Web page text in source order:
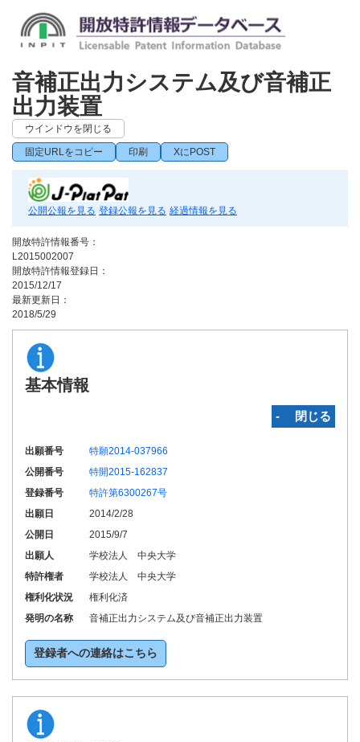
音補正出力システム及び音補正
出力装置
ウインドウを閉じる
固定URLをコピー 印刷 XにPOST
公開公報を見る 登録公報を見る 経過情報を見る
開放特許情報番号：
L2015002007
開放特許情報登録日：
2015/12/17
最新更新日：
2018/5/29
基本情報
‐ 閉じる
出願番号
特願2014-037966
公開番号
特開2015-162837
登録番号
特許第6300267号
出願日
2014/2/28
公開日
2015/9/7
出願人
学校法人 中央大学
特許権者
学校法人 中央大学
権利化状況
権利化済
発明の名称
音補正出力システム及び音補正出力装置
登録者への連絡はこちら